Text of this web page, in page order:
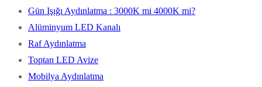
Gün Işığı Aydınlatma : 3000K mi 4000K mi?
Alüminyum LED Kanalı
Raf Aydınlatma
Toptan LED Avize
Mobilya Aydınlatma